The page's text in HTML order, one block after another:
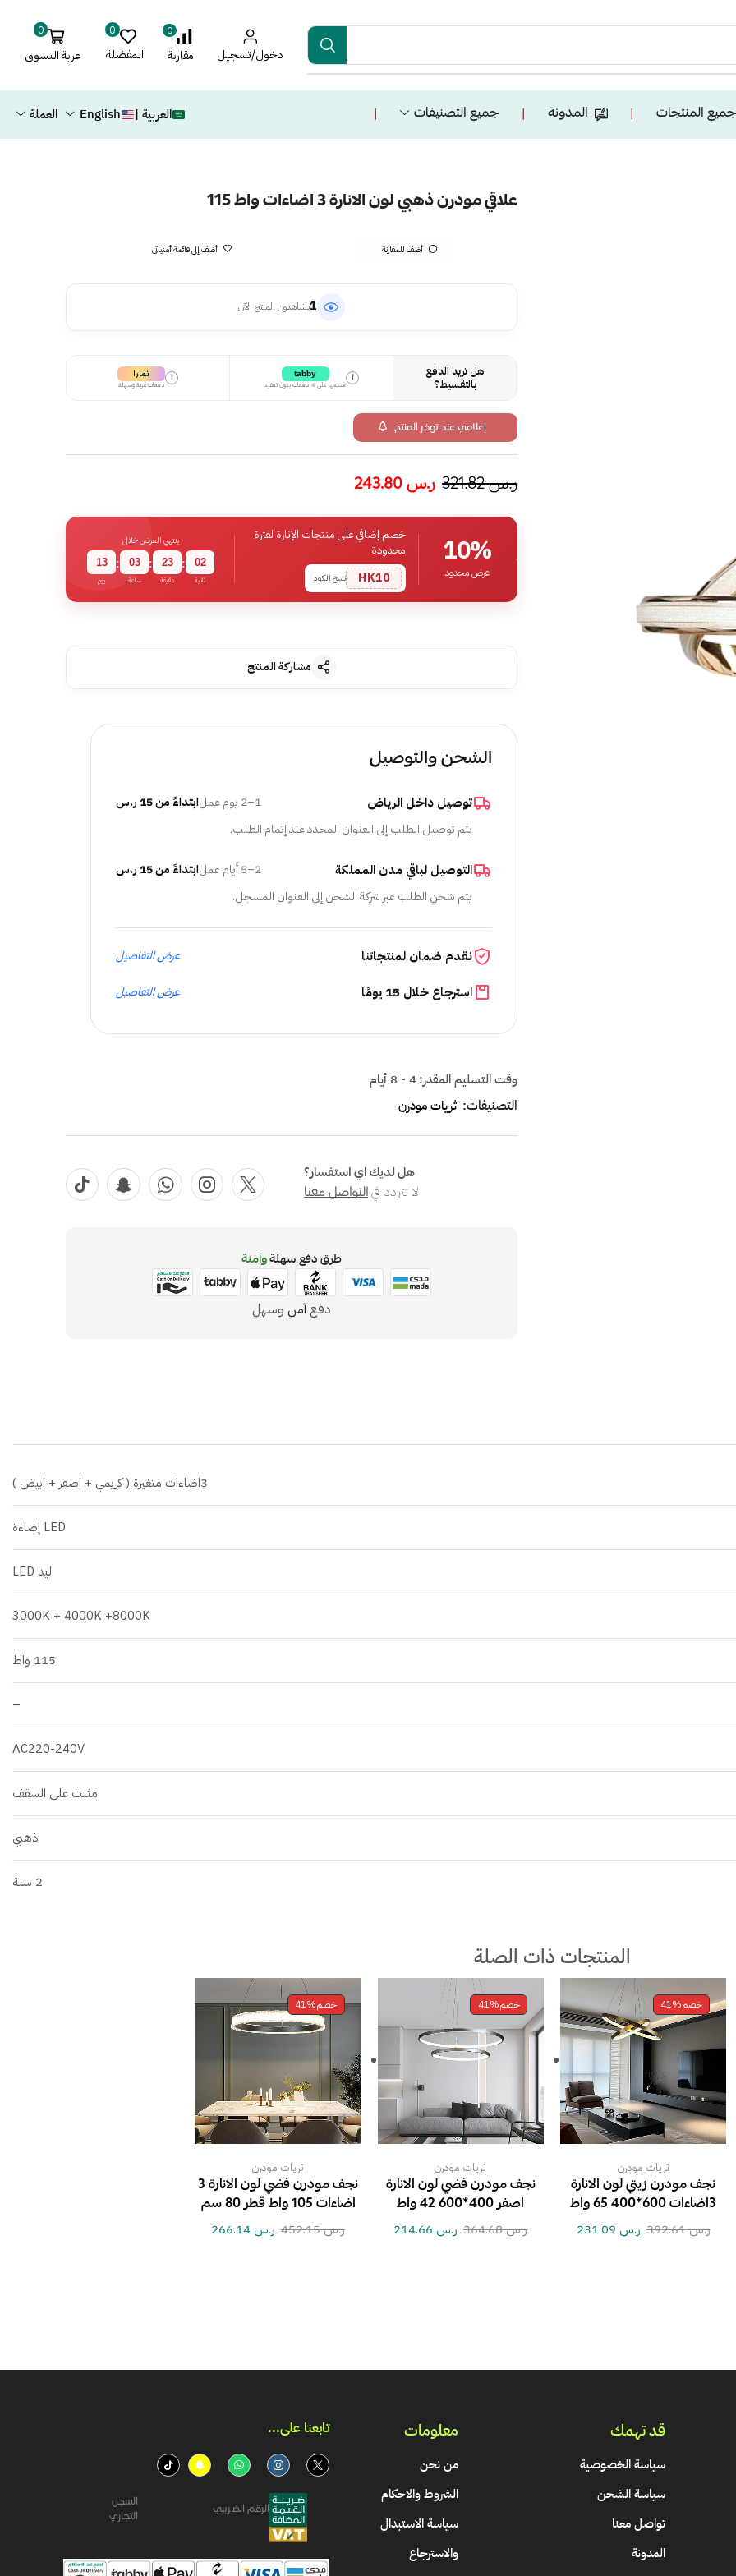
دخول/تسجيل
0
مقارنة
0
المفضلة
0
عربة التسوق
جميع المنتجات ❘ المدونة ❘ جميع التصنيفات ❘ العربية | English العملة
علاقي مودرن ذهبي لون الانارة 3 اضاءات واط 115
أضف للمقارنة أضف إلى قائمة أمنياتي
1يشاهدون المنتج الآن
هل تريد الدفع
بالتقسيط؟
i
tabby
قسمها على 4 دفعات بدون تعقيد
i تمارا
دفعات مرنة وسهلة
إعلامي عند توفر المنتج
ر.س321.82 ر.س243.80
10%
عرض محدود
خصم إضافي على منتجات الإنارة لفترة
محدودة
HK10 نسخ الكود
ينتهي العرض خلال
13
يوم
: 03
ساعة
: 23
دقيقة
: 01
ثانية
مشاركة المنتج
الشحن والتوصيل
توصيل داخل الرياض 1–2 يوم عمل
ابتداءً من 15 ر.س
يتم توصيل الطلب إلى العنوان المحدد عند إتمام الطلب.
التوصيل لباقي مدن المملكة 2–5 أيام عمل
ابتداءً من 15 ر.س
يتم شحن الطلب عبر شركة الشحن إلى العنوان المسجل.
نقدم ضمان لمنتجاتنا عرض التفاصيل
استرجاع خلال 15 يومًا عرض التفاصيل
وقت التسليم المقدر:4 - 8 أيام
التصنيفات: ثريات مودرن
هل لديك اي استفسار؟
لا تتردد فيالتواصل معنا
طرق دفع سهلةوآمنة
دفعآمنوسهل
3اضاءات متغيرة ( كريمي + اصفر + ابيض )
LED إضاءة
ليد LED
3000K + 4000K +8000K
115 واط
–
AC220-240V
مثبت على السقف
ذهبي
2 سنة
المنتجات ذات الصلة
خصم41%
ثريات مودرن
نجف مودرن زيتي لون الانارة
3اضاءات 600*400 65 واط
ر.س392.61 ر.س
خصم41%
ثريات مودرن
نجف مودرن فضي لون الانارة
اصفر 400*600 42 واط
ر.س364.68 ر.س
خصم41%
ثريات مودرن
نجف مودرن فضي لون الانارة 3
اضاءات 105 واط قطر 80 سم
ر.س452.15 ر.س
قد تهمك
سياسة الخصوصية
سياسة الشحن
تواصل معنا
المدونة
معلومات
من نحن
الشروط والاحكام
سياسة الاستبدال
والاسترجاع
تابعنا على...​
الرقم الضريبي
السجل
التجاري